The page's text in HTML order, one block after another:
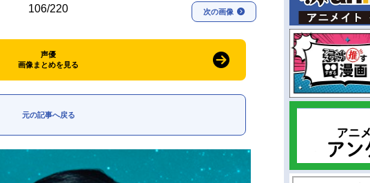
106/220 次の画像
声優
画像まとめを見る
元の記事へ戻る